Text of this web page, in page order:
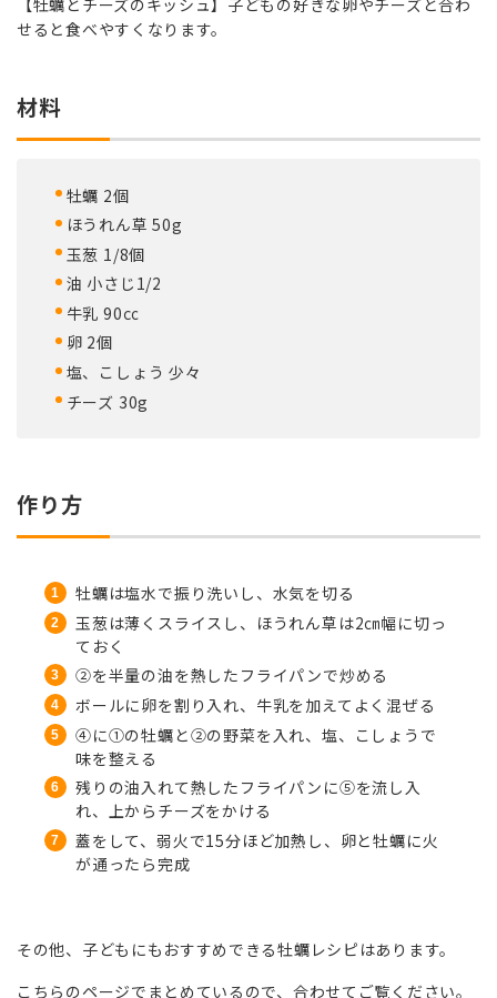
せると食べやすくなります。
材料
牡蠣 2個
ほうれん草 50g
玉葱 1/8個
油 小さじ1/2
牛乳 90㏄
卵 2個
塩、こしょう 少々
チーズ 30g
作り方
牡蠣は塩水で振り洗いし、水気を切る
玉葱は薄くスライスし、ほうれん草は2㎝幅に切っ
ておく
②を半量の油を熱したフライパンで炒める
ボールに卵を割り入れ、牛乳を加えてよく混ぜる
④に①の牡蠣と②の野菜を入れ、塩、こしょうで
味を整える
残りの油入れて熱したフライパンに⑤を流し入
れ、上からチーズをかける
蓋をして、弱火で15分ほど加熱し、卵と牡蠣に火
が通ったら完成
その他、子どもにもおすすめできる牡蠣レシピはあります。
こちらのページでまとめているので、合わせてご覧ください。